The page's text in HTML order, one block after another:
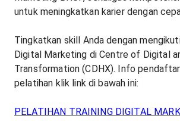
untuk meningkatkan karier dengan
Tingkatkan skill Anda dengan
Digital Marketing di Centre of Digital
Transformation (CDHX). Info
pelatihan klik link di bawah ini:
PELATIHAN TRAINING DIGITAL